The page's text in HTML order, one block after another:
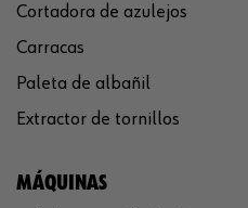
Cortadora de azulejos
Carracas
Paleta de albañil
Extractor de tornillos
MÁQUINAS